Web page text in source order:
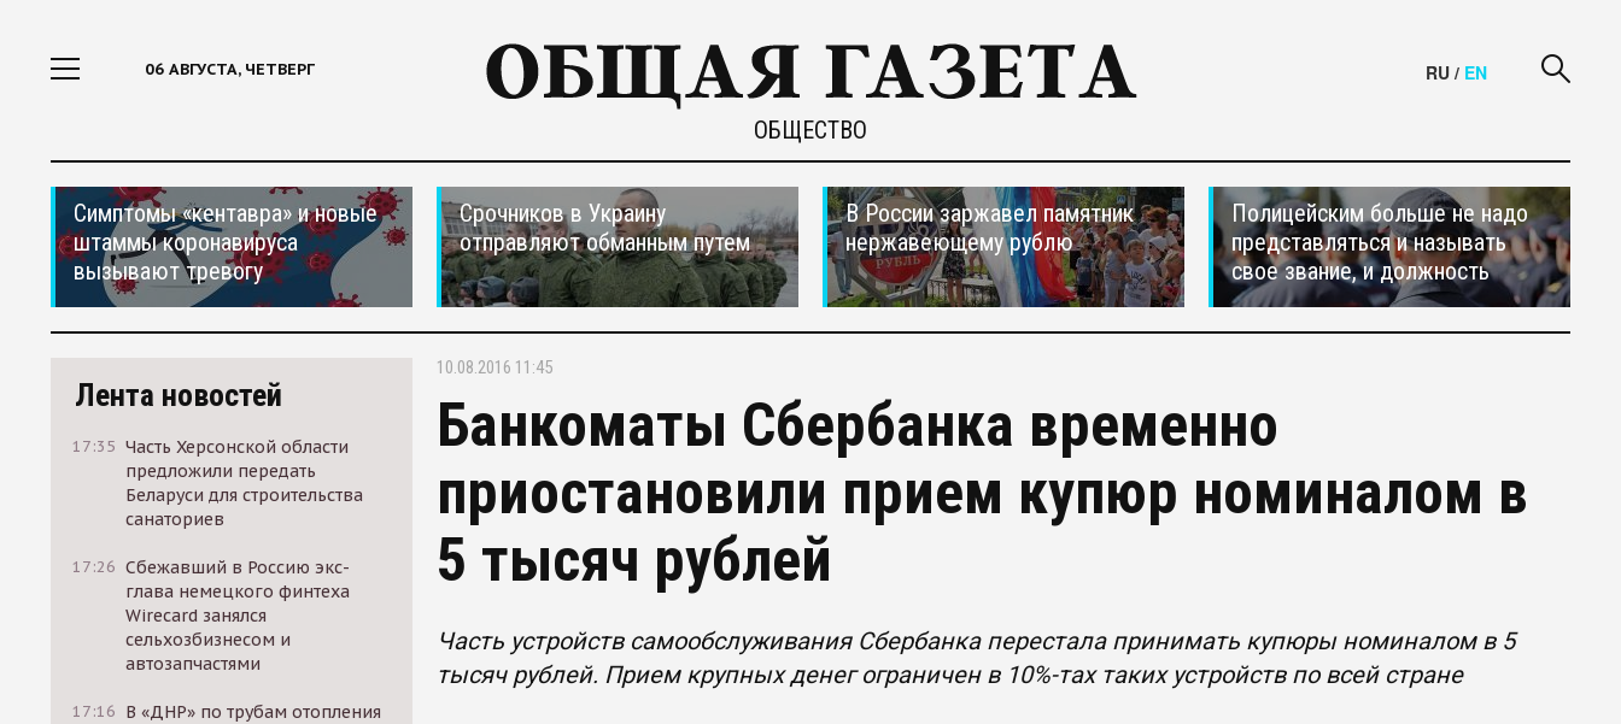
06 АВГУСТА, ЧЕТВЕРГ
ОБЩЕСТВО
RU / EN
Симптомы «кентавра» и новые
штаммы коронавируса
вызывают тревогу
Срочников в Украину
отправляют обманным путем
В России заржавел памятник
нержавеющему рублю
Полицейским больше не надо
представляться и называть
свое звание, и должность
Лента новостей
17:35 Часть Херсонской области
предложили передать
Беларуси для строительства
санаториев
17:26 Сбежавший в Россию экс-
глава немецкого финтеха
Wirecard занялся
сельхозбизнесом и
автозапчастями
17:16 В «ДНР» по трубам отопления
10.08.2016 11:45
Банкоматы Сбербанка временно
приостановили прием купюр номиналом в
5 тысяч рублей
Часть устройств самообслуживания Сбербанка перестала принимать купюры номиналом в 5
тысяч рублей. Прием крупных денег ограничен в 10%-тах таких устройств по всей стране